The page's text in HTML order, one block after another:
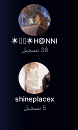
H@NNI🌟❤️‍🔥🌟
38 تسجيل
shineplacex
5 تسجيل